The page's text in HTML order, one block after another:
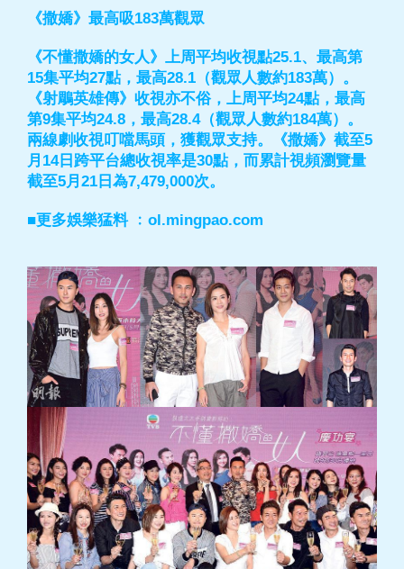
《撒嬌》最高吸183萬觀眾
《不懂撒嬌的女人》上周平均收視點25.1、最高第
15集平均27點，最高28.1（觀眾人數約183萬）。
《射鵰英雄傳》收視亦不俗，上周平均24點，最高
第9集平均24.8，最高28.4（觀眾人數約184萬）。
兩線劇收視叮噹馬頭，獲觀眾支持。《撒嬌》截至5
月14日跨平台總收視率是30點，而累計視頻瀏覽量
截至5月21日為7,479,000次。
■更多娛樂猛料 ﹕ol.mingpao.com